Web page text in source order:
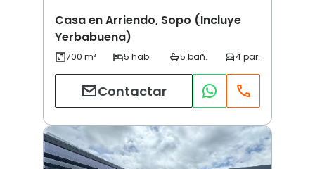
Casa en Arriendo, Sopo (Incluye
Yerbabuena)
Contactar